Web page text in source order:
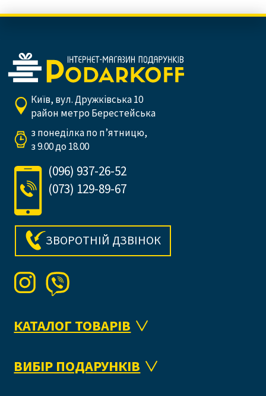
Київ, вул. Дружківська 10
район метро Берестейська
з понеділка по п’ятницю,
з 9.00 до 18.00
(096) 937-26-52
(073) 129-89-67
ЗВОРОТНІЙ ДЗВІНОК
КАТАЛОГ ТОВАРІВ
ВИБІР ПОДАРУНКІВ